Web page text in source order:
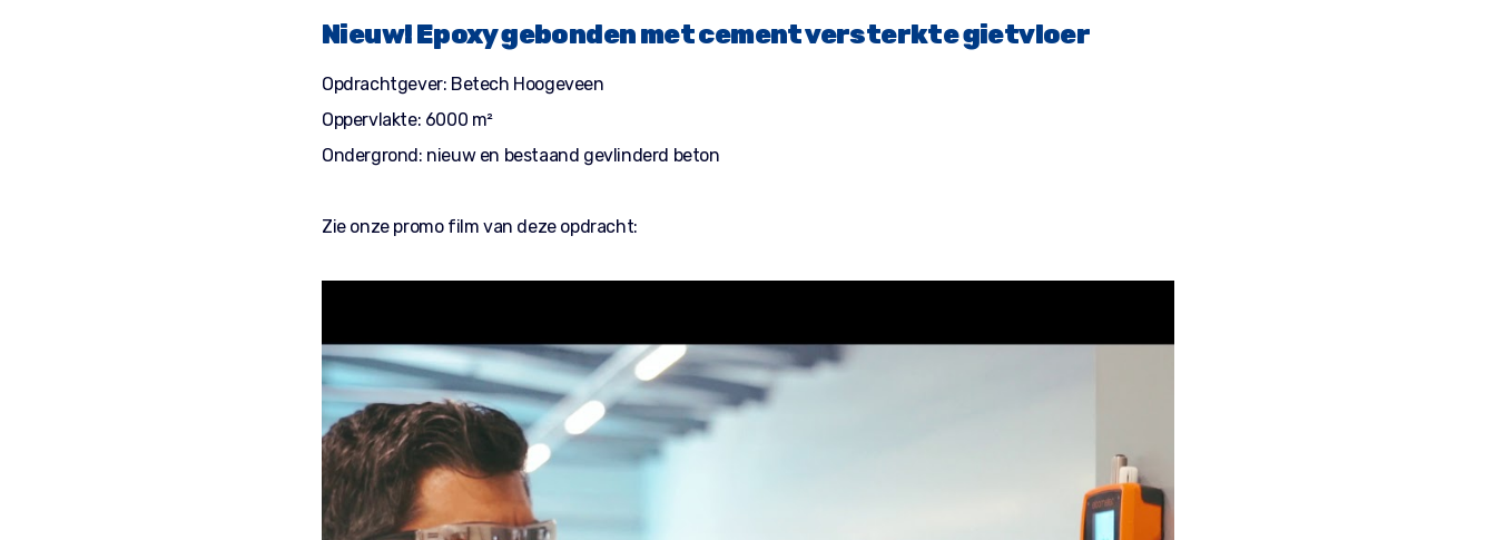
Nieuw! Epoxy gebonden met cement versterkte gietvloer
Opdrachtgever: Betech Hoogeveen
Oppervlakte: 6000 m²
Ondergrond: nieuw en bestaand gevlinderd beton
Zie onze promo film van deze opdracht: